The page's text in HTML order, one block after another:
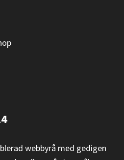
webbyrå med gedigen